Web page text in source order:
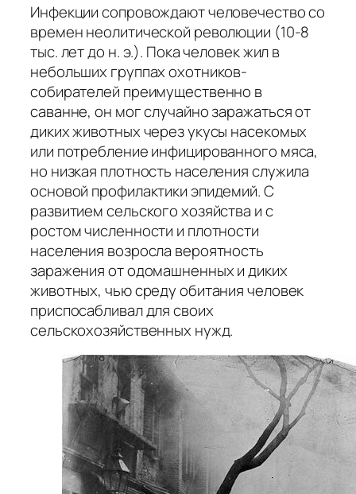
Инфекции сопровождают человечество со
времен неолитической революции (10-8
тыс. лет до н. э.). Пока человек жил в
небольших группах охотников-
собирателей преимущественно в
саванне, он мог случайно заражаться от
диких животных через укусы насекомых
или потребление инфицированного мяса,
но низкая плотность населения служила
основой профилактики эпидемий. С
развитием сельского хозяйства и с
ростом численности и плотности
населения возросла вероятность
заражения от одомашненных и диких
животных, чью среду обитания человек
приспосабливал для своих
сельскохозяйственных нужд.